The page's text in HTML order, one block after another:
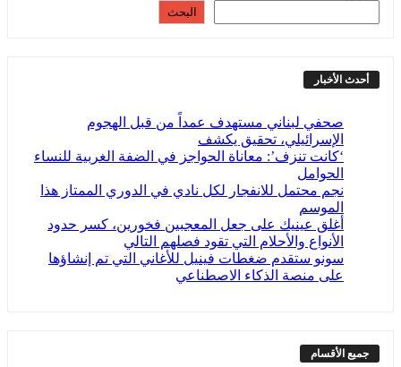
البحث
أحدث الأخبار
صحفي لبناني مستهدف عمداً من قبل الهجوم
الإسرائيلي، تحقيق يكشف
‘كانت تنزف’: معاناة الحواجز في الضفة الغربية للنساء
الحوامل
نجم محتمل للانفجار لكل نادي في الدوري الممتاز هذا
الموسم
أغلق عينيك على جعل المعجبين فخورين، كسر حدود
الأنواع والأحلام التي تقود فصلهم التالي
سونو ستقدم ضغطات فينيل للأغاني التي تم إنشاؤها
على منصة الذكاء الاصطناعي
جميع الأقسام